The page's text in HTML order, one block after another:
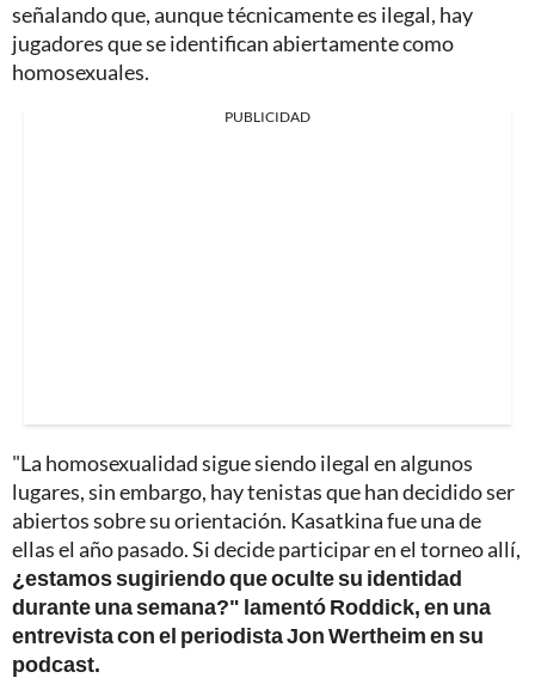
señalando que, aunque técnicamente es ilegal, hay
jugadores que se identifican abiertamente como
homosexuales.
PUBLICIDAD
"La homosexualidad sigue siendo ilegal en algunos
lugares, sin embargo, hay tenistas que han decidido ser
abiertos sobre su orientación. Kasatkina fue una de
ellas el año pasado. Si decide participar en el torneo allí,
¿estamos sugiriendo que oculte su identidad
durante una semana?" lamentó Roddick, en una
entrevista con el periodista Jon Wertheim en su
podcast.